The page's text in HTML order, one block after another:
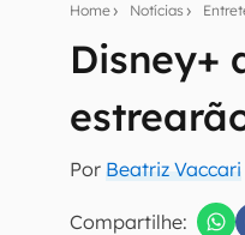
Home Notícias
Disney+
Por Beatriz Vaccari
Compartilhe:
Seu
Assine a